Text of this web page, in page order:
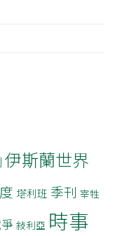
伊斯蘭世界
塔利班 季刊 宰牲
敍利亞 時事